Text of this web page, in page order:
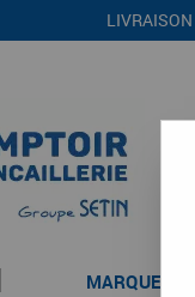
MARQUES